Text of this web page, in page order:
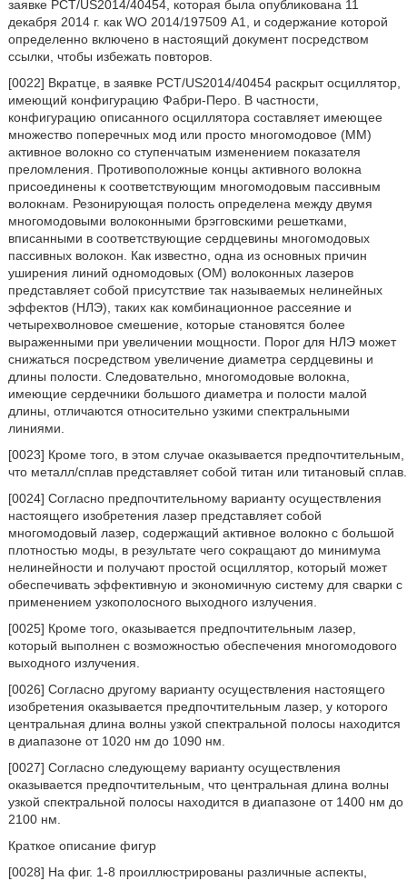
заявке PCT/US2014/40454, которая была опубликована 11
декабря 2014 г. как WO 2014/197509 А1, и содержание которой
определенно включено в настоящий документ посредством
ссылки, чтобы избежать повторов.
[0022] Вкратце, в заявке PCT/US2014/40454 раскрыт осциллятор,
имеющий конфигурацию Фабри-Перо. В частности,
конфигурацию описанного осциллятора составляет имеющее
множество поперечных мод или просто многомодовое (ММ)
активное волокно со ступенчатым изменением показателя
преломления. Противоположные концы активного волокна
присоединены к соответствующим многомодовым пассивным
волокнам. Резонирующая полость определена между двумя
многомодовыми волоконными брэгговскими решетками,
вписанными в соответствующие сердцевины многомодовых
пассивных волокон. Как известно, одна из основных причин
уширения линий одномодовых (ОМ) волоконных лазеров
представляет собой присутствие так называемых нелинейных
эффектов (НЛЭ), таких как комбинационное рассеяние и
четырехволновое смешение, которые становятся более
выраженными при увеличении мощности. Порог для НЛЭ может
снижаться посредством увеличение диаметра сердцевины и
длины полости. Следовательно, многомодовые волокна,
имеющие сердечники большого диаметра и полости малой
длины, отличаются относительно узкими спектральными
линиями.
[0023] Кроме того, в этом случае оказывается предпочтительным,
что металл/сплав представляет собой титан или титановый сплав.
[0024] Согласно предпочтительному варианту осуществления
настоящего изобретения лазер представляет собой
многомодовый лазер, содержащий активное волокно с большой
плотностью моды, в результате чего сокращают до минимума
нелинейности и получают простой осциллятор, который может
обеспечивать эффективную и экономичную систему для сварки с
применением узкополосного выходного излучения.
[0025] Кроме того, оказывается предпочтительным лазер,
который выполнен с возможностью обеспечения многомодового
выходного излучения.
[0026] Согласно другому варианту осуществления настоящего
изобретения оказывается предпочтительным лазер, у которого
центральная длина волны узкой спектральной полосы находится
в диапазоне от 1020 нм до 1090 нм.
[0027] Согласно следующему варианту осуществления
оказывается предпочтительным, что центральная длина волны
узкой спектральной полосы находится в диапазоне от 1400 нм до
2100 нм.
Краткое описание фигур
[0028] На фиг. 1-8 проиллюстрированы различные аспекты,